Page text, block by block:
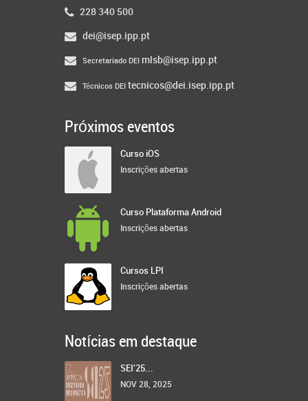
228 340 500
dei@isep.ipp.pt
Secretariado DEI mlsb@isep.ipp.pt
Técnicos DEI tecnicos@dei.isep.ipp.pt
Próximos eventos
Curso iOS
Inscrições abertas
Curso Plataforma Android
Inscrições abertas
Cursos LPI
Inscrições abertas
Notícias em destaque
SEI'25...
NOV 28, 2025